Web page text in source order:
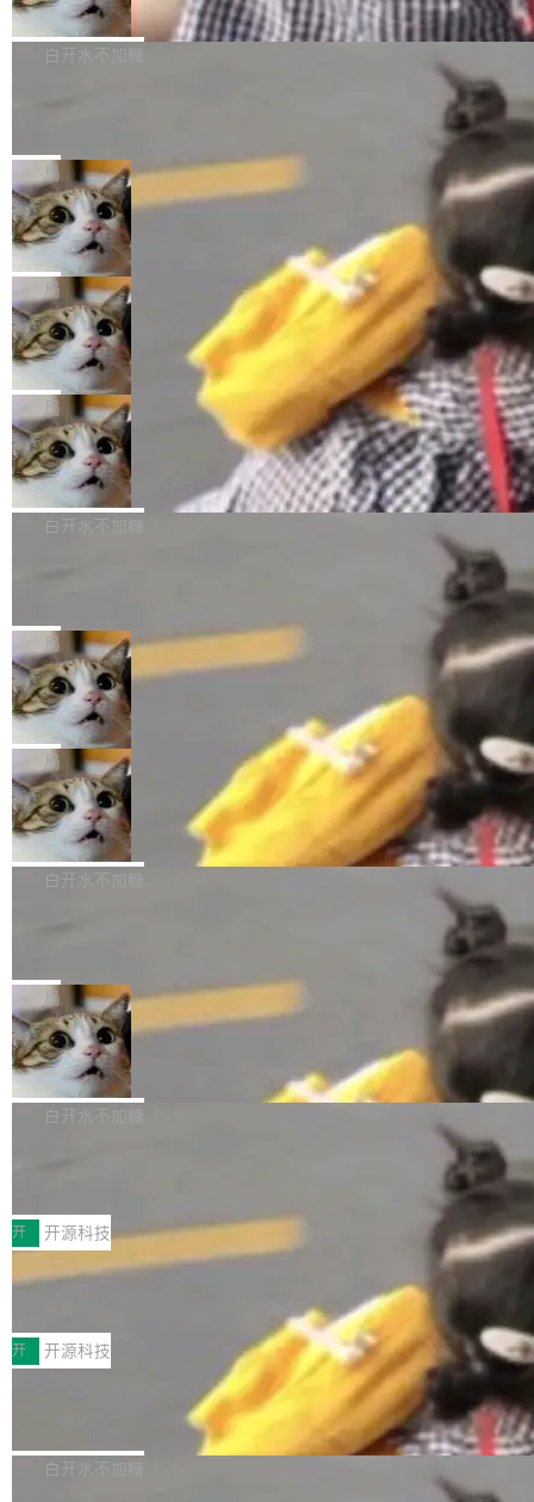
atePad Edge 升级至 HarmonyOS 6.1.0.135S
P9 patch03及以上版本。 *升级路径：设置 > 搜
来自中国开发者雷霄骅（Lei Xiaohua）。 对于
很多中国音视频开发者而言，这个名字并不陌
“启蒙老师”。 而今年，恰好是雷霄骅离世十周
年。FFmpeg 社区最终选择用一个大版本的名
字，留下了这份纪念。 雷霄骅曾是中国传媒大学
数字电视技术方向的博士生，长期从事视频、音
频技...
万元，超预算 860%
外媒近日曝光了亚马逊的多份内部报告显示，AI
导致公司在多个项目上超支。《金融时报》报道
编写程序，目标是完成电商平台作者信息与商品
列表的数据匹配 —— 一项常规的数据处理任
务，最终却产生了 180 万美元的账单，实际支出
超出原定预算 860%。 更令人意外的是，该项目
最终并未成功落地，而高额算力消耗持续运行长
达 5 个月，公司直到财务对账时才察觉异常。这
意味着一个无人看管的 AI 程序，在近半年时间
里日夜不停地"烧钱"。 复盘显示，...
白开水不加糖
e CEO Clément Delangue 在 CNBC 的采访里
没有拐弯抹角。他说中国正在赢得 AI 竞赛，而
且按目前的速度，中国 AI 工具预计在今年底或
2027 年就能追上美国前沿实验室的水平。 Dela
ngue 把原因归结为一件事：开放协作。中国的
AI 开发者在一个共享和协作的生态里加速迭代，
而美国模型厂商在"闭门造车"。他的原话是 "buil
ding in silos"——各自为战，互不通气。 这个判
断从他嘴里说出来分量不同。Hugging Face 是
全球最大的开源 AI 平台，上面跑着上百万个模
型。谁在开源赛道上领先，...
局
当 AI agent 把源码变成了最好的扩展系
统，开发者工具必须开源
五年前，David Crawshaw 问过很多软件工程师
一个问题：你写过什么给自己用的程序？答案几
乎都是没有。工程师们整天用别人写的程序写程
序给别人用。偶尔有人自己写个博客系统、智能
家居控制、家庭实验室，都算稀奇事。 Crawsh
aw 是 Shelley 的作者，一个开源 AI coding age
nt。他最近在博客上写了一篇文章，核心论点很
简单：开发者工具必须开源。 理由不是传统的自
由软件情怀，而是一个跟 AI agent 直接相关的
技术判断。 两行 prompt 就能个性化任何软件 C
局
DeepSeek Harness 宣布内测邀请，全
网最大规模开源 Agent 路演现场诞生
一条内测招募帖，发出去的时候大概没人想到它
会变成一场开源 Agent 生态的路演。 8月1日，
DeepSeek Harness 团队负责人崔添翼（tiany
i）在 X 上发帖： 「如果你是 Agent Harness 相
关开源项目的开发者，希望参加 DeepSeek Har
ness 的内测，可以回复或私信联系我。请附上
Harness 负责把能力落到真实环境中——调用工
具、读写文件、管理上下文、处理错误、完成闭
环。崔添翼招人的标...
局
商汤 SenseNova U1.5-Lite-Preview
开源
商汤科技宣布面向社区开源轻量级统一多模态模
型的预览版本 SenseNova U1.5-Lite-Preview。
理解、推理、生成与编辑，还仅以 8B-MoT 的轻
量大小，将能力推进到4K、更精细的真实质感、
更复杂的视觉控制和可持续迭代编辑。 相比 U
1，U1.5-Lite-Preview 在以下方向上带来了显著
提升： 原生支持4K图像生成； 更精细的局部纹
理、细节与真实世界质感； 更准确的中英文文字
生成与复杂版式组织； 更稳定的图...
白开水不加糖
nap。这次是 hwctl——一个用来检查 Ubuntu
硬件认证状态的命令行工具。 Canonical 工程师
Alan Griffiths 在邮件列表中说得很直白：「hwc
tl 是一个 Ubuntu 专有的包，它和它的依赖项都
是 Ubuntu 专有的，不会用在其他发行版上。」
所以 deb 版本的受众实际上为零。既然只有 Ub
untu 用户在用，那用 snap 打包就没什么可纠结
的。 从 deb 到 snap 的迁移路径 hwctl 是 rust-
hwlib 硬件 API 库的一部分，命令行工具负责查
局
Dario Amodei 担心新人来 Anthropic
只为金钱，不为使命
顶级 AI 研究员在两家公司之间来回跳，中间只
隔了几天。 Lilian Weng 上周刚宣布因健康原因
离开 Thinking Machines Lab，说自己作为联合
创始人的角色「太累了」。几天后，The Inform
ation 就曝出她将重回 OpenAI，负责递归自我
改进方向的研究。她是 Thinking Machines 过
一在人才争夺战中失血的公司。六月，Google
连失两员大将：Noam Shazeer 去了 Op...
局
FFmpeg 9.0 发布
FFmpeg 9.0 现已发布，包含多项改进。官方更
新日志列出的 9.0 版本主要更新内容如下： 扩
er HE-AAC 960 解码 (DAB+) transpose_cuda
filter 添加 AMF Frame Rate Converter (vf_frc
_amf) filter SMPTE 2094-50 元数据支持和直
通 ProRes RAW VideoToolbox 硬件加速器 AP
V ...
白开水不加糖
Code 在 X 上发帖：「DeepSeek Flash did 8T
tokens on August 1st. 5T of free usage + 3T
on OpenCode Go.」79.8 万次浏览，连带着 #
DeepSeek一天消耗了8万亿# 上了微博热搜——
注意这是 OpenCode 一家的消耗。 OpenCode
不完。」5T 来自免费额度，3T 来自 Go...
局
NetBSD 11.0 正式发布
NetBSD 11.0 现已正式发布，这是 NetBSD 操
作系统的第十八个主要版本。 自 NetBSD 10.1
ve JH71XX 的设备，例如 VisionFive 2、PINE
64 STAR64，以及 QEMU。 增强了对 POSIX.1
-2024 和 C23 编程接口标准的兼容性。 compat
_linux(8) 增强了对 Linux 系统调用的支持，包
括 epoll（围绕 kqueue 实现）、POSIX 消息队
列、...
白开水不加糖
案
享会在上海举办。鸿蒙生态的全场景智慧营销平
台鲸鸿动能协同华为游戏中心，面向游戏行业开
发者及生态伙伴，系统呈现了平台在游戏领域的
完整能力版图——从IAP高价值用户的全周期经
营、到IAA游戏的“买变一体”正循环、再到联运与
广告协同的全链路经营闭环，以及面向全球市场
的出海增长布局。 华为终端云业务商业化销售负
责人在开场致辞中表示，游戏开发者的核心诉求
已不再是“多一个投放渠道”，而是一套能够持续
开 开源科技
技嘉X3D系列再添新成员 B850 AORU
面向AMD Ryzen X3D处理器玩家，技嘉X3D系
列主板阵容迎来新成员——B850 AORUS ELITE
X3D。作为面向主流高性能平台打造的全新主板
产品，B850 AORUS ELITE X3D延续技嘉在X3
D平台优化上的技术积累，旨在为游戏玩家带来
更稳定、更高效的装机选择。 B850 AORUS ELI
开 开源科技
Zadig v5.0 发布：AI 发布专员与 AI 审
我们团队这几天最大的卡点不是 AI 写得不够
好，是 AI 写得太好了。 好到审查排期从两天的
白开水不加糖